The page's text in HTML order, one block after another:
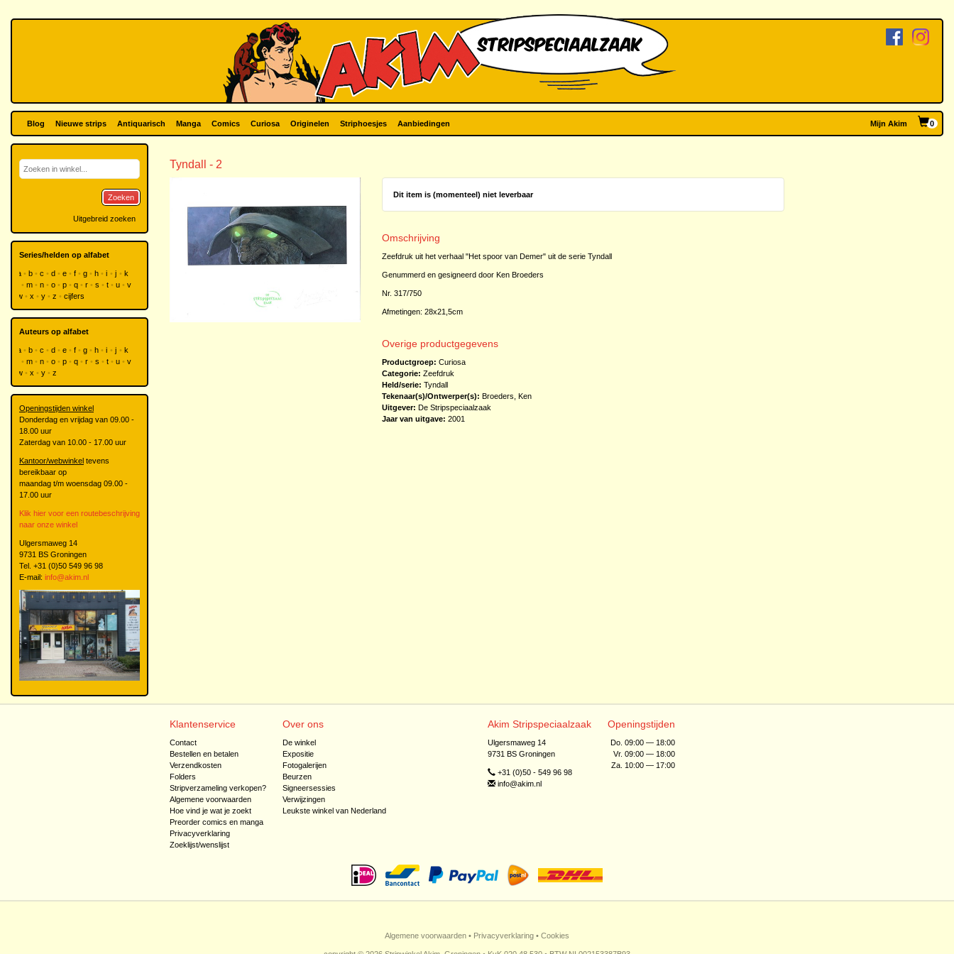
Blog Nieuwe strips Antiquarisch Manga Comics Curiosa Originelen Striphoesjes Aanbiedingen Mijn Akim 0
Tyndall - 2
Dit item is (momenteel) niet leverbaar
Omschrijving
Zeefdruk uit het verhaal "Het spoor van Demer" uit de serie Tyndall
Genummerd en gesigneerd door Ken Broeders
Nr. 317/750
Afmetingen: 28x21,5cm
Overige productgegevens
Productgroep: Curiosa
Categorie: Zeefdruk
Held/serie: Tyndall
Tekenaar(s)/Ontwerper(s): Broeders, Ken
Uitgever: De Stripspeciaalzaak
Jaar van uitgave: 2001
Zoeken
Uitgebreid zoeken
Series/helden op alfabet
a b c d e f g h i j
k
m n o p q r s t u
v
w
x y z cijfers
Auteurs op alfabet
a b c d e f g h i j
k
m n o p q r s t u
v
w
x y z
Openingstijden winkel
Donderdag en vrijdag van 09.00 -
18.00 uur
Zaterdag van 10.00 - 17.00 uur
Kantoor/webwinkel tevens
bereikbaar op
maandag t/m woensdag 09.00 -
17.00 uur
Klik hier voor een routebeschrijving
naar onze winkel
Ulgersmaweg 14
9731 BS Groningen
Tel. +31 (0)50 549 96 98
E-mail: info@akim.nl
Klantenservice
Contact
Bestellen en betalen
Verzendkosten
Folders
Stripverzameling verkopen?
Algemene voorwaarden
Hoe vind je wat je zoekt
Preorder comics en manga
Privacyverklaring
Zoeklijst/wenslijst
Over ons
De winkel
Expositie
Fotogalerijen
Beurzen
Signeersessies
Verwijzingen
Leukste winkel van Nederland
Akim Stripspeciaalzaak
Ulgersmaweg 14
9731 BS Groningen
+31 (0)50 - 549 96 98
info@akim.nl
Openingstijden
Do. 09:00 — 18:00
Vr. 09:00 — 18:00
Za. 10:00 — 17:00
Algemene voorwaarden • Privacyverklaring • Cookies